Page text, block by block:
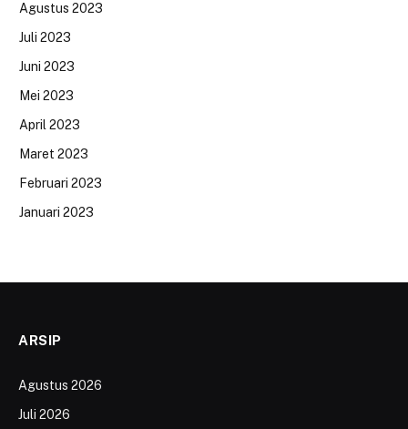
Agustus 2023
Juli 2023
Juni 2023
Mei 2023
April 2023
Maret 2023
Februari 2023
Januari 2023
ARSIP
Agustus 2026
Juli 2026